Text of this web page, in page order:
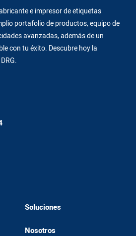
e impresor de etiquetas
portafolio de productos, equipo de
avanzadas, además de un
con tu éxito. Descubre hoy la
Soluciones
Nosotros